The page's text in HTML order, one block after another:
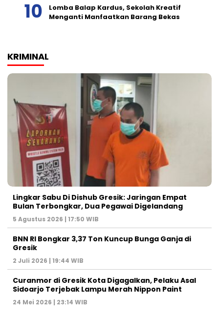
Lomba Balap Kardus, Sekolah Kreatif
Menganti Manfaatkan Barang Bekas
KRIMINAL
Lingkar Sabu Di Dishub Gresik: Jaringan Empat
Bulan Terbongkar, Dua Pegawai Digelandang
5 Agustus 2026 | 17:50 WIB
BNN RI Bongkar 3,37 Ton Kuncup Bunga Ganja di
Gresik
2 Juli 2026 | 19:44 WIB
Curanmor di Gresik Kota Digagalkan, Pelaku Asal
Sidoarjo Terjebak Lampu Merah Nippon Paint
24 Mei 2026 | 23:14 WIB